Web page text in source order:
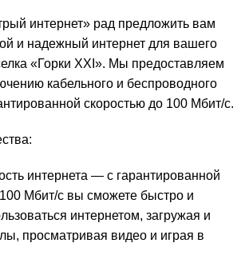
интернет» рад предложить вам
и надежный интернет для вашего
«Горки XXI». Мы предоставляем
кабельного и беспроводного
скоростью до 100 Мбит/с.
интернета — с гарантированной
Мбит/с вы сможете быстро и
интернетом, загружая и
просматривая видео и играя в